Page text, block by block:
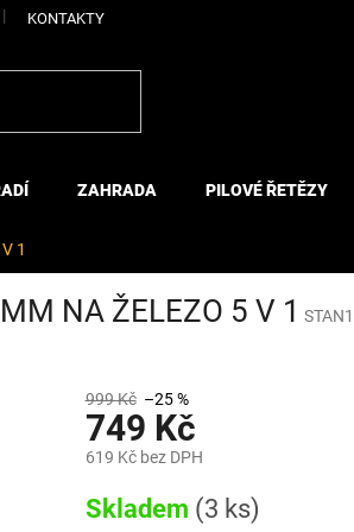
KONTAKTY
ZAHRADA PILOVÉ ŘETĚZY
1
NA ŽELEZO 5 V 1
999 Kč –25 %
749 Kč
619 Kč bez DPH
cena:
Skladem (3 ks)